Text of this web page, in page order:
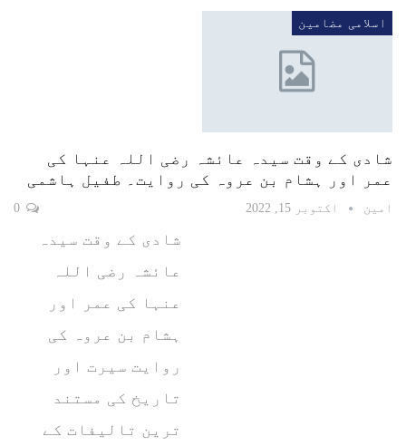
اسلامی مضامین
شادی کے وقت سیدہ عائشہ رضی اللہ عنہا کی
عمر اور ہشام بن عروہ کی روایت۔ طفیل ہاشمی
امین اکتوبر 15, 2022
شادی کے وقت سیدہ
عائشہ رضی اللہ
عنہا کی عمر اور
ہشام بن عروہ کی
روایت سیرت اور
تاریخ کی مستند
ترین تالیفات کے